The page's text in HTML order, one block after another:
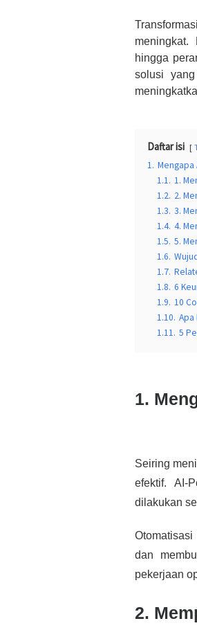
meningkat.
hingga
solusi
Daftar isi
1. Mengapa
1.1. 1.
1.2. 2.
1.3. 3.
1.4. 4.
1.5. 5.
1.6.
1.7.
1.8. 6
1.9. 10
1.10. Apa
1.11. 5
1.
Seiring
efektif. AI-
dilakukan
dan
pekerjaan
2.